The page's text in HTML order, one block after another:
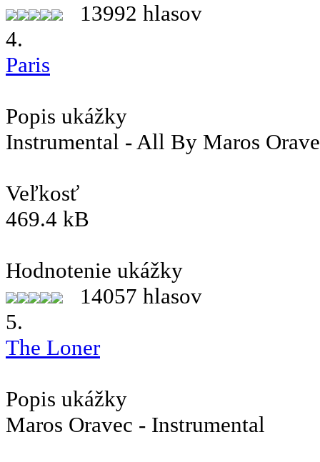
13992 hlasov
4.
Paris
Popis ukážky
Instrumental - All By Maros
Veľkosť
469.4 kB
Hodnotenie ukážky
14057 hlasov
5.
The Loner
Popis ukážky
Maros Oravec - Instrumental